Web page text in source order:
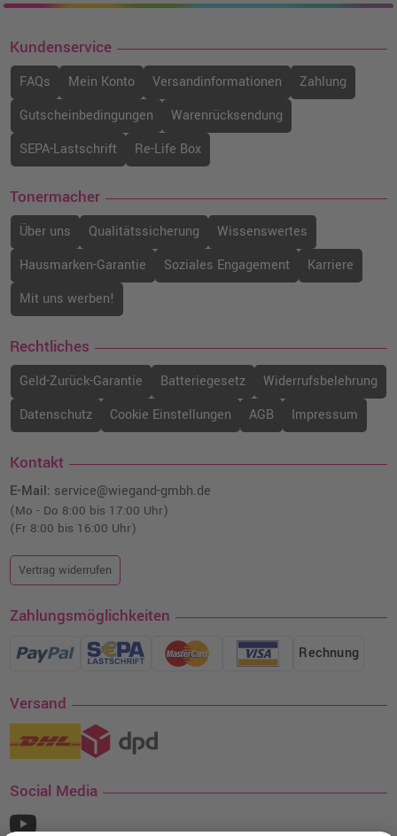
Kundenservice
FAQs Mein Konto Versandinformationen
Zahlung
Gutscheinbedingungen
Warenrücksendung
SEPA-Lastschrift
Re-Life Box
Tonermacher
Über uns Qualitätssicherung
Wissenswertes
Hausmarken-Garantie
Soziales Engagement
Karriere
Mit uns werben!
Rechtliches
Geld-Zurück-Garantie Batteriegesetz
Widerrufsbelehrung
Datenschutz
Cookie Einstellungen AGB Impressum
Kontakt
E-Mail: service@wiegand-gmbh.de
(Mo - Do 8:00 bis 17:00 Uhr)
(Fr 8:00 bis 16:00 Uhr)
Vertrag widerrufen
Zahlungsmöglichkeiten
Rechnung
Versand
Social Media